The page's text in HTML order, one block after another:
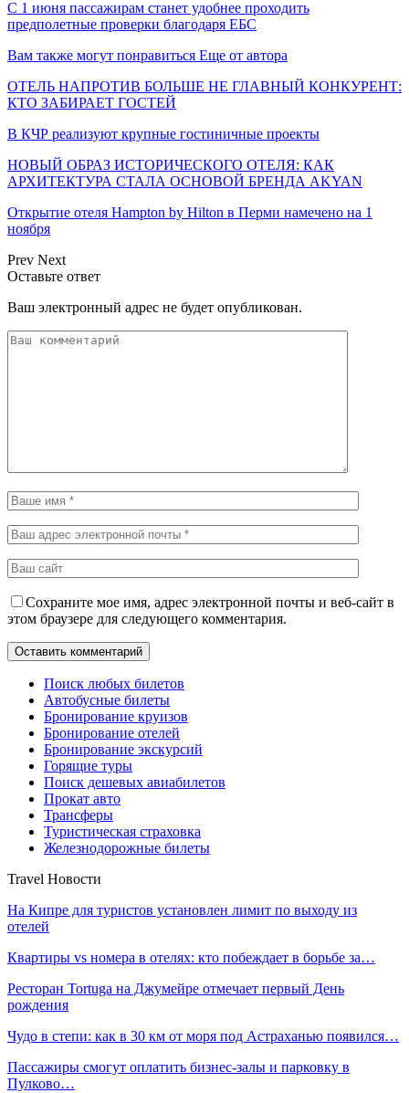
С 1 июня пассажирам станет удобнее проходить
предполетные проверки благодаря ЕБС
Вам также могут понравиться Еще от автора
ОТЕЛЬ НАПРОТИВ БОЛЬШЕ НЕ ГЛАВНЫЙ КОНКУРЕНТ:
КТО ЗАБИРАЕТ ГОСТЕЙ
В КЧР реализуют крупные гостиничные проекты
НОВЫЙ ОБРАЗ ИСТОРИЧЕСКОГО ОТЕЛЯ: КАК
АРХИТЕКТУРА СТАЛА ОСНОВОЙ БРЕНДА AKYAN
Открытие отеля Hampton by Hilton в Перми намечено на 1
ноября
Prev Next
Оставьте ответ
Ваш электронный адрес не будет опубликован.
Сохраните мое имя, адрес электронной почты и веб-сайт в
этом браузере для следующего комментария.
Поиск любых билетов
Автобусные билеты
Бронирование круизов
Бронирование отелей
Бронирование экскурсий
Горящие туры
Поиск дешевых авиабилетов
Прокат авто
Трансферы
Туристическая страховка
Железнодорожные билеты
Travel Новости
На Кипре для туристов установлен лимит по выходу из
отелей
Квартиры vs номера в отелях: кто побеждает в борьбе за…
Ресторан Tortuga на Джумейре отмечает первый День
рождения
Чудо в степи: как в 30 км от моря под Астраханью появился…
Пассажиры смогут оплатить бизнес-залы и парковку в
Пулково…